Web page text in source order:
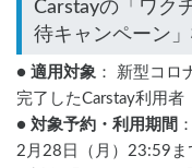
Carstayの「ワク
● 適用対象 ： 新型コロ
完了したCarstay利用者
● 対象予約・利用期間
2月28日（月）23:59ま